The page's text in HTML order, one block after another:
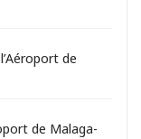
de
de Malaga-